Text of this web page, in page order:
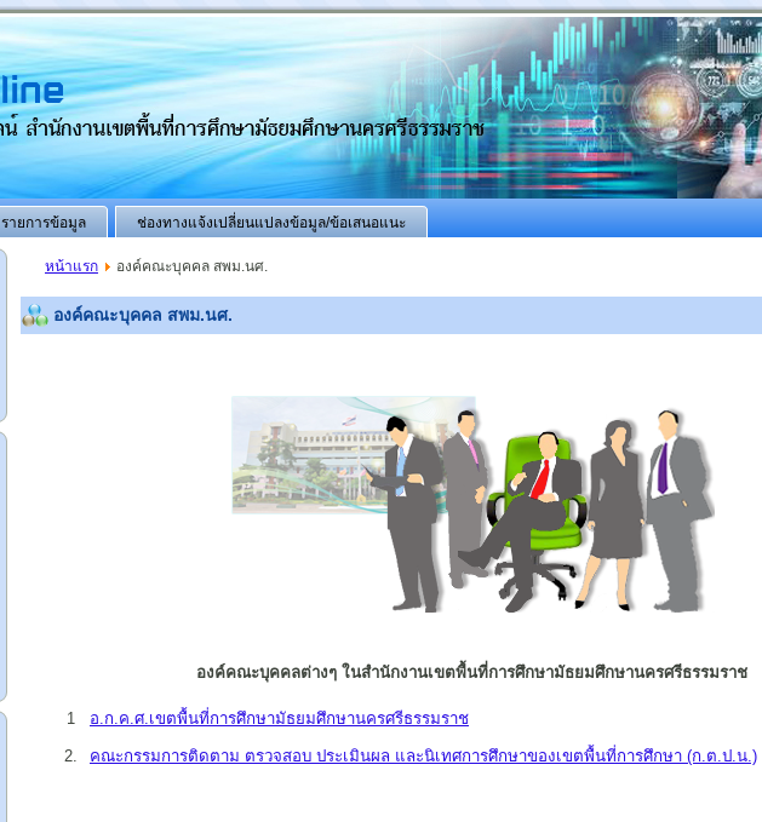
รายการข้อมูล ช่องทางแจ้งเปลี่ยนแปลงข้อมูล/ข้อเสนอแนะ
หน้าแรก องค์คณะบุคคล สพม.นศ.
องค์คณะบุคคล สพม.นศ.
องค์คณะบุคคลต่างๆ ในสำนักงานเขตพื้นที่การศึกษามัธยมศึกษานครศรีธรรมราช
1 อ.ก.ค.ศ.เขตพื้นที่การศึกษามัธยมศึกษานครศรีธรรมราช
2. คณะกรรมการติดตาม ตรวจสอบ ประเมินผล และนิเทศการศึกษาของเขตพื้นที่การศึกษา (ก.ต.ป.น.)